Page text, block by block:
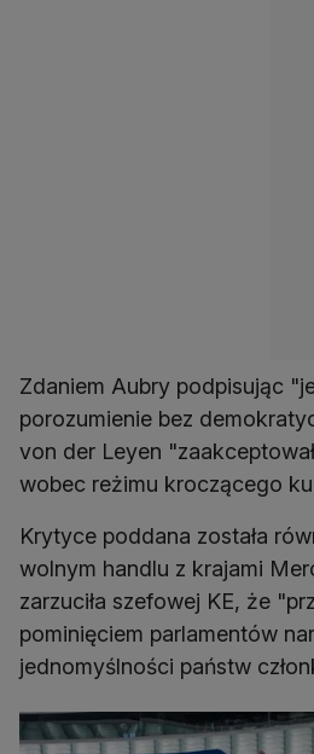
Zdaniem Aubry podpisując
porozumienie bez
von der Leyen
wobec reżimu kroczącego
Krytyce poddana została
wolnym handlu z krajami
zarzuciła szefowej KE, że
pominięciem parlamentów
jednomyślności państw